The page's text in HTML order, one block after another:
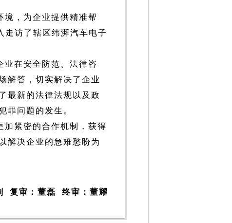
境，为企业提供精准帮
走访了辖区纬湃汽车电子
业在安全防范、法律咨
解答，切实解决了企业
最新的法律法规以及政
罪问题的发生。
加紧密的合作机制，获得
解决企业的急难愁盼为
复审：董磊 终审：董耀